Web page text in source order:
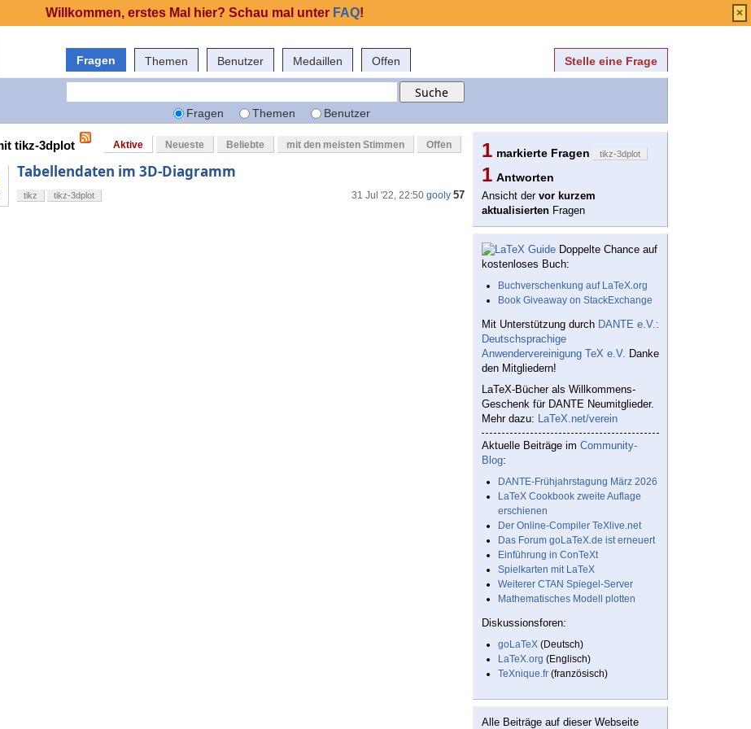
Fragen Themen Benutzer Medaillen Offen Stelle eine Frage
Fragen Themen Benutzer
tikz-3dplot Aktive Neueste Beliebte mit den meisten Stimmen Offen
Tabellendaten im 3D-Diagramm
31 Jul '22, 22:50 gooly 57
tikz tikz-3dplot
1 markierte Fragen tikz-3dplot
1 Antworten
Ansicht der vor kurzem
aktualisierten Fragen
Doppelte Chance auf
kostenloses Buch:
Buchverschenkung auf LaTeX.org
Book Giveaway on StackExchange
Mit Unterstützung durch DANTE e.V.:
Deutschsprachige
Anwendervereinigung TeX e.V. Danke
den Mitgliedern!
LaTeX-Bücher als Willkommens-
Geschenk für DANTE Neumitglieder.
Mehr dazu: LaTeX.net/verein
Aktuelle Beiträge im Community-
Blog:
DANTE-Frühjahrstagung März 2026
LaTeX Cookbook zweite Auflage
erschienen
Der Online-Compiler TeXlive.net
Das Forum goLaTeX.de ist erneuert
Einführung in ConTeXt
Spielkarten mit LaTeX
Weiterer CTAN Spiegel-Server
Mathematisches Modell plotten
Diskussionsforen:
goLaTeX (Deutsch)
LaTeX.org (Englisch)
TeXnique.fr (französisch)
Alle Beiträge auf dieser Webseite
Willkommen, erstes Mal hier? Schau mal unter FAQ! ×